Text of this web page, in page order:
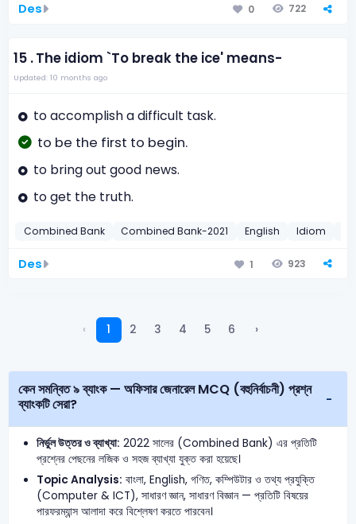
Des 0 722
15 .The idiom `To break the ice' means-
Updated: 10 months ago
to accomplish a difficult task.
to be the first to begin.
to bring out good news.
to get the truth.
Combined Bank Combined Bank-2021 English Idiom
Des 1 923
‹ 1 2 3 4 5 6 ›
কেন সমন্বিত ৯ ব্যাংক — অফিসার জেনারেল MCQ (বহুনির্বাচনী) প্রশ্ন
ব্যাংকটি সেরা?
নির্ভুল উত্তর ও ব্যাখ্যা: 2022 সালের (Combined Bank) এর প্রতিটি
প্রশ্নের পেছনের লজিক ও সহজ ব্যাখ্যা যুক্ত করা হয়েছে।
Topic Analysis: বাংলা, English, গণিত, কম্পিউটার ও তথ্য প্রযুক্তি
(Computer & ICT), সাধারণ জ্ঞান, সাধারণ বিজ্ঞান — প্রতিটি বিষয়ের
পারফরম্যান্স আলাদা করে বিশ্লেষণ করতে পারবেন।